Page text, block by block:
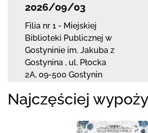
2026/09/03
Filia nr 1 - Miejskiej
Biblioteki Publicznej w
Gostyninie im. Jakuba z
Gostynina , ul. Płocka
2A, 09-500 Gostynin
Najczęściej